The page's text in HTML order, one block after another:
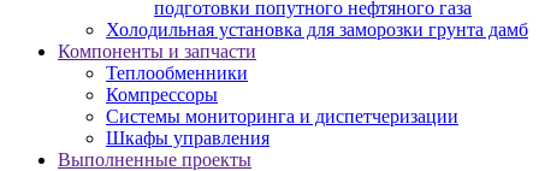
подготовки попутного нефтяного газа
Холодильная установка для заморозки грунта дамб
Компоненты и запчасти
Теплообменники
Компрессоры
Системы мониторинга и диспетчеризации
Шкафы управления
Выполненные проекты